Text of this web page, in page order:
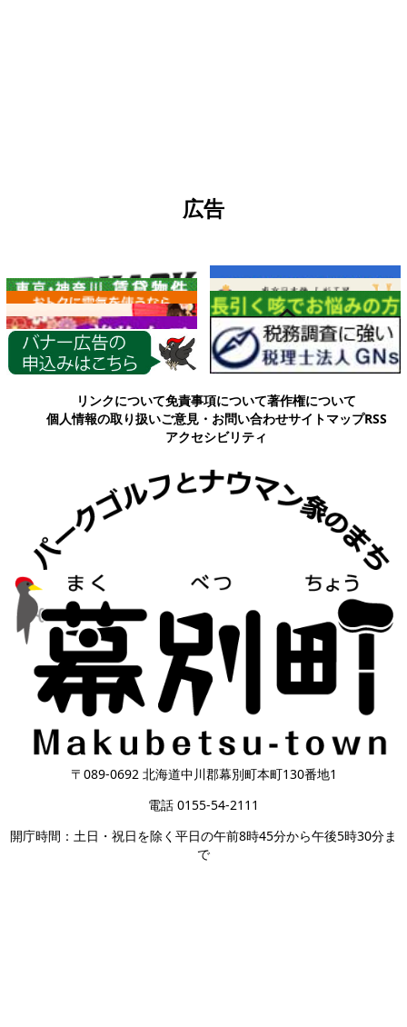
広告
各種情報
リンクについて免責事項について著作権について
個人情報の取り扱いご意見・お問い合わせサイトマップRSS
アクセシビリティ
〒089-0692 北海道中川郡幕別町本町130番地1
電話 0155-54-2111
開庁時間：土日・祝日を除く平日の午前8時45分から午後5時30分ま
で